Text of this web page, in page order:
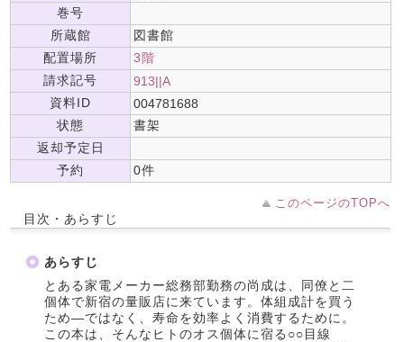
巻号
所蔵館
図書館
配置場所
3階
請求記号
913||A
資料ID
004781688
状態
書架
返却予定日
予約
0件
このページのTOPへ
目次・あらすじ
あらすじ
とある家電メーカー総務部勤務の尚成は、同僚と二
個体で新宿の量販店に来ています。体組成計を買う
ため―ではなく、寿命を効率よく消費するために。
この本は、そんなヒトのオス個体に宿る○○目線